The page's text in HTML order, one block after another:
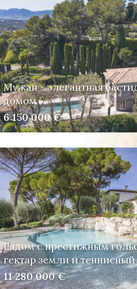
Мужан - элегантная
домом
6 150 000 €
Рядом с престижным
гектар земли и теннисный
11 280 000 €